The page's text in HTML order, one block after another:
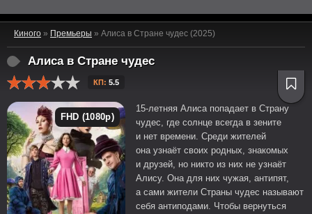
Киного » Премьеры » Алиса в Стране чудес (2025)
Алиса в Стране чудес
КП: 5.5
FHD (1080p)
15-летняя Алиса попадает в Страну
чудес, где солнце всегда в зените
и нет времени. Среди жителей
она узнаёт своих родных, знакомых
и друзей, но никто из них не узнаёт
Алису. Она для них чужая, антипят,
а сами жители Страны чудес называют
себя антиподами. Чтобы вернуться